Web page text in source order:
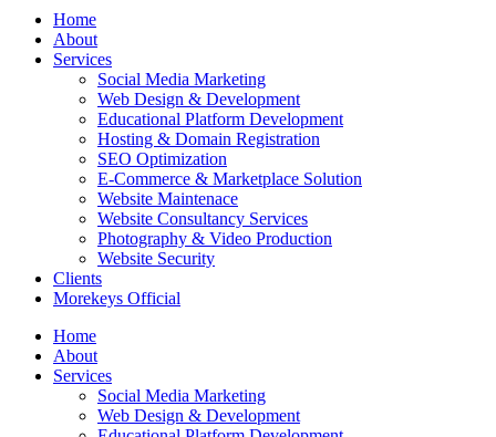
Home
About
Services
Social Media Marketing
Web Design & Development
Educational Platform Development
Hosting & Domain Registration
SEO Optimization
E-Commerce & Marketplace Solution
Website Maintenace
Website Consultancy Services
Photography & Video Production
Website Security
Clients
Morekeys Official
Home
About
Services
Social Media Marketing
Web Design & Development